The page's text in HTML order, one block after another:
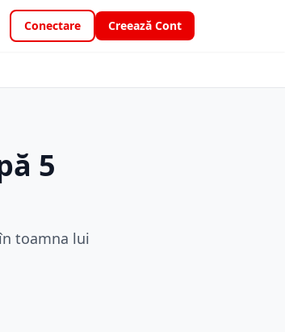
Conectare Creează Cont
5
toamna lui